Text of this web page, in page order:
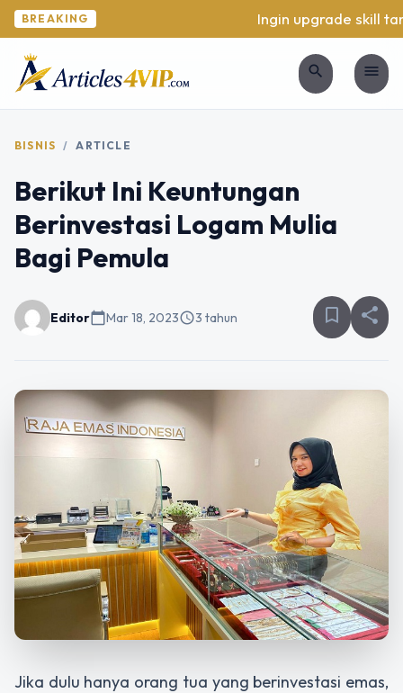
BREAKING Ingin upgrade skill
search menu
BISNIS / ARTICLE
Berikut Ini Keuntungan
Berinvestasi Logam Mulia
Bagi Pemula
Editorcalendar_todayMar 18, 2023schedule3 tahun bookmark_border share
Jika dulu hanya orang tua yang berinvestasi emas,